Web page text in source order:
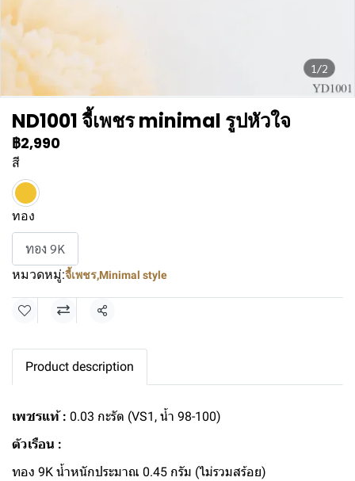
1/2
ND1001 จี้เพชร minimal รูปหัวใจ
฿2,990
สี
ทอง
ทอง 9K
หมวดหมู่:จี้เพชร,Minimal style
แชร์
Product description
เพชรแท้ : 0.03 กะรัต (VS1, น้ำ 98-100)
ตัวเรือน :
ทอง 9K น้ำหนักประมาณ 0.45 กรัม (ไม่รวมสร้อย)